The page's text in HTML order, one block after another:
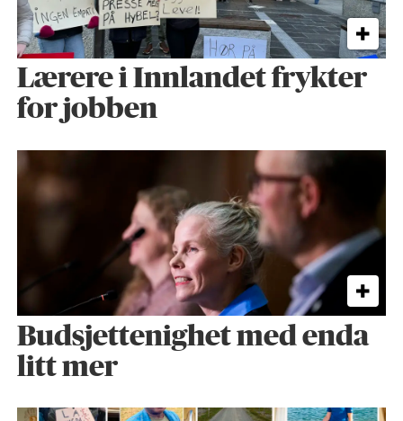
Lærere i Innlandet frykter
for jobben
Budsjettenighet med enda
litt mer